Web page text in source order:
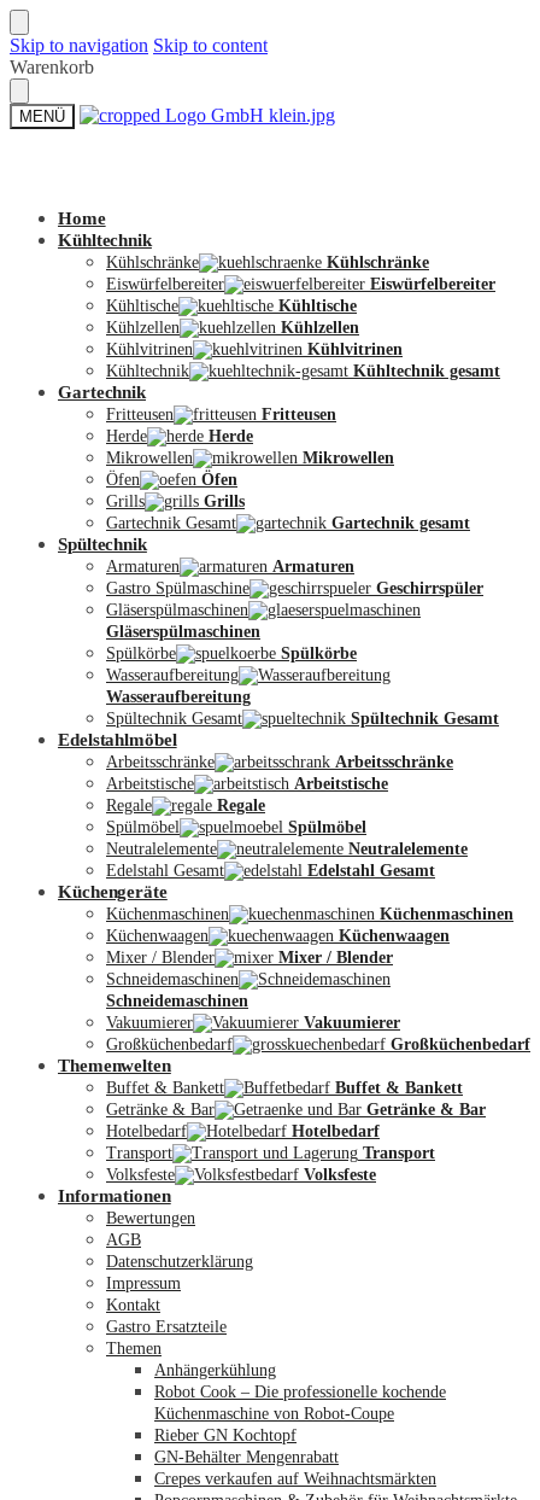
Skip to navigation Skip to content
Warenkorb
MENÜ
Zum Shop
Kontakt
Mein Konto
Home
Kühltechnik
Kühlschränke
Kühlschränke
Eiswürfelbereiter
Eiswürfelbereiter
Kühltische
Kühltische
Kühlzellen
Kühlzellen
Kühlvitrinen
Kühlvitrinen
Kühltechnik
Kühltechnik gesamt
Gartechnik
Fritteusen
Fritteusen
Herde
Herde
Mikrowellen
Mikrowellen
Öfen
Öfen
Grills
Grills
Gartechnik Gesamt
Gartechnik gesamt
Spültechnik
Armaturen
Armaturen
Gastro Spülmaschine
Geschirrspüler
Gläserspülmaschinen
Gläserspülmaschinen
Spülkörbe
Spülkörbe
Wasseraufbereitung
Wasseraufbereitung
Spültechnik Gesamt
Spültechnik Gesamt
Edelstahlmöbel
Arbeitsschränke
Arbeitsschränke
Arbeitstische
Arbeitstische
Regale
Regale
Spülmöbel
Spülmöbel
Neutralelemente
Neutralelemente
Edelstahl Gesamt
Edelstahl Gesamt
Küchengeräte
Küchenmaschinen
Küchenmaschinen
Küchenwaagen
Küchenwaagen
Mixer / Blender
Mixer / Blender
Schneidemaschinen
Schneidemaschinen
Vakuumierer
Vakuumierer
Großküchenbedarf
Großküchenbedarf
Themenwelten
Buffet & Bankett
Buffet & Bankett
Getränke & Bar
Getränke & Bar
Hotelbedarf
Hotelbedarf
Transport
Transport
Volksfeste
Volksfeste
Informationen
Bewertungen
AGB
Datenschutzerklärung
Impressum
Kontakt
Gastro Ersatzteile
Themen
Anhängerkühlung
Robot Cook – Die professionelle kochende
Küchenmaschine von Robot-Coupe
Rieber GN Kochtopf
GN-Behälter Mengenrabatt
Crepes verkaufen auf Weihnachtsmärkten